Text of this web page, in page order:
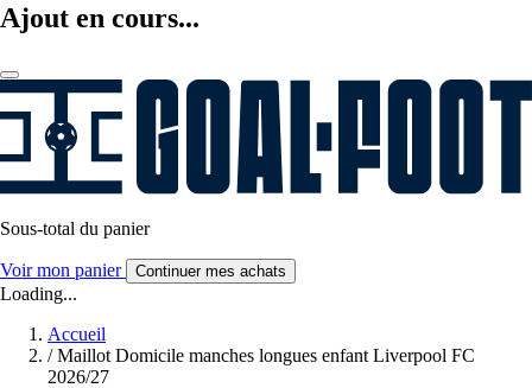
Ajout en cours...
Sous-total du panier
Voir mon panier Continuer mes achats
Loading...
Accueil
/ Maillot Domicile manches longues enfant Liverpool FC
2026/27